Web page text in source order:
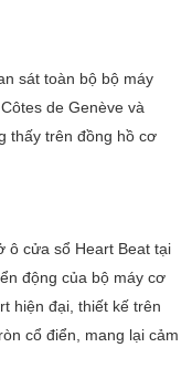
sát toàn bộ bộ máy
de Genève và
thấy trên đồng hồ cơ
ô cửa sổ Heart Beat tại
động của bộ máy cơ
hiện đại, thiết kế trên
cổ điển, mang lại cảm